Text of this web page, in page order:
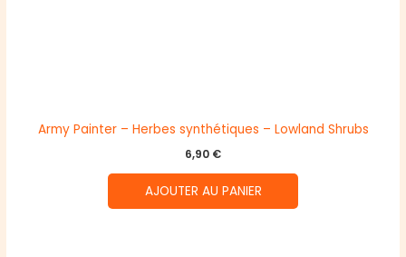
Army Painter – Herbes synthétiques – Lowland Shrubs
6,90 €
AJOUTER AU PANIER